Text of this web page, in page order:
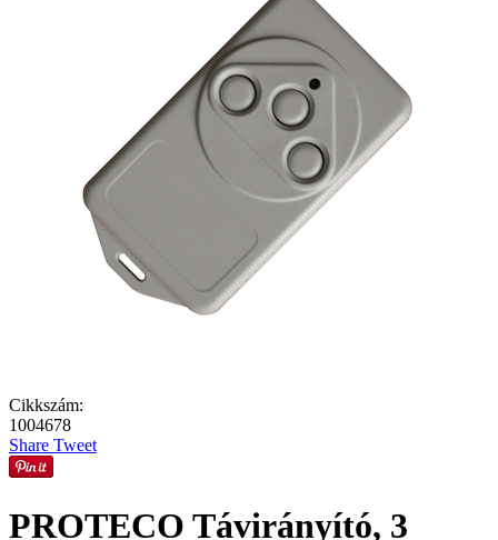
Cikkszám:
1004678
Share Tweet
PROTECO Távirányító, 3